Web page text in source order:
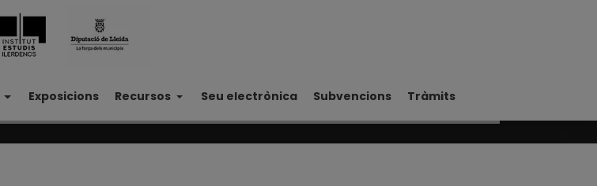
Exposicions Recursos Seu electrònica Subvencions Tràmits